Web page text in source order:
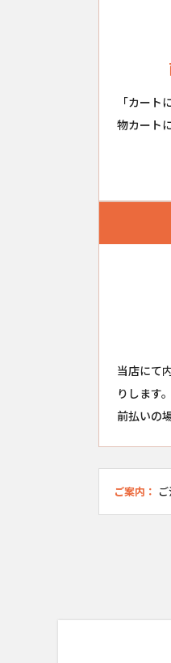
「カー
物カート
当店にて
りします。
前払いの
ご案内：